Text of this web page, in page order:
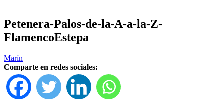
Petenera-Palos-de-la-A-a-la-Z-
FlamencoEstepa
Marín
Comparte en redes sociales: